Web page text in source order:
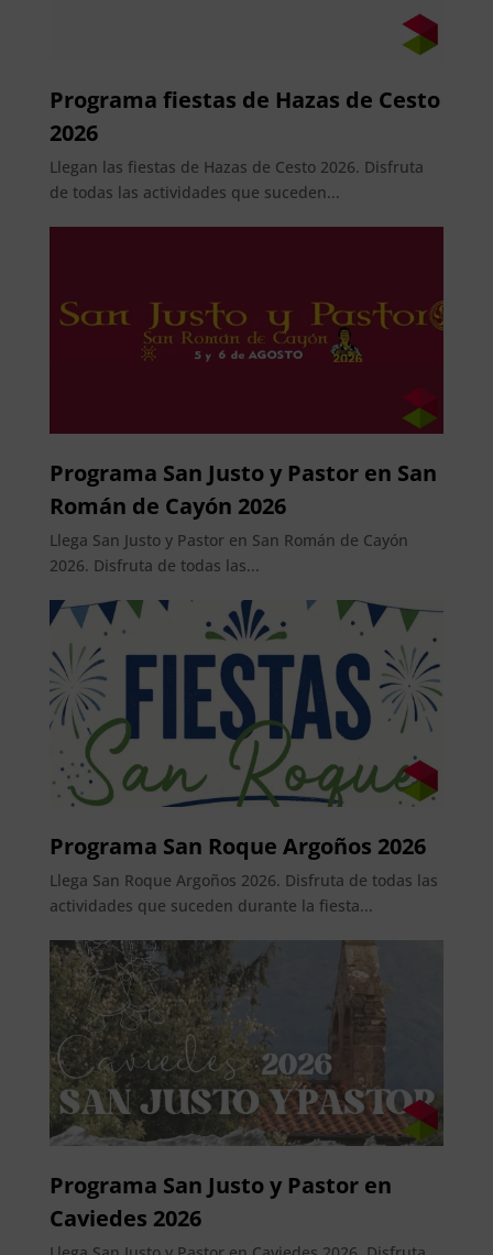
Programa fiestas de Hazas de Cesto
2026
Llegan las fiestas de Hazas de Cesto 2026. Disfruta
de todas las actividades que suceden...
Programa San Justo y Pastor en San
Román de Cayón 2026
Llega San Justo y Pastor en San Román de Cayón
2026. Disfruta de todas las...
Programa San Roque Argoños 2026
Llega San Roque Argoños 2026. Disfruta de todas las
actividades que suceden durante la fiesta...
Programa San Justo y Pastor en
Caviedes 2026